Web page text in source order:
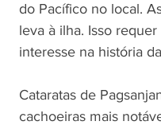
do Pacífico no local.
leva à ilha. Isso
interesse na história
Cataratas de
cachoeiras mais